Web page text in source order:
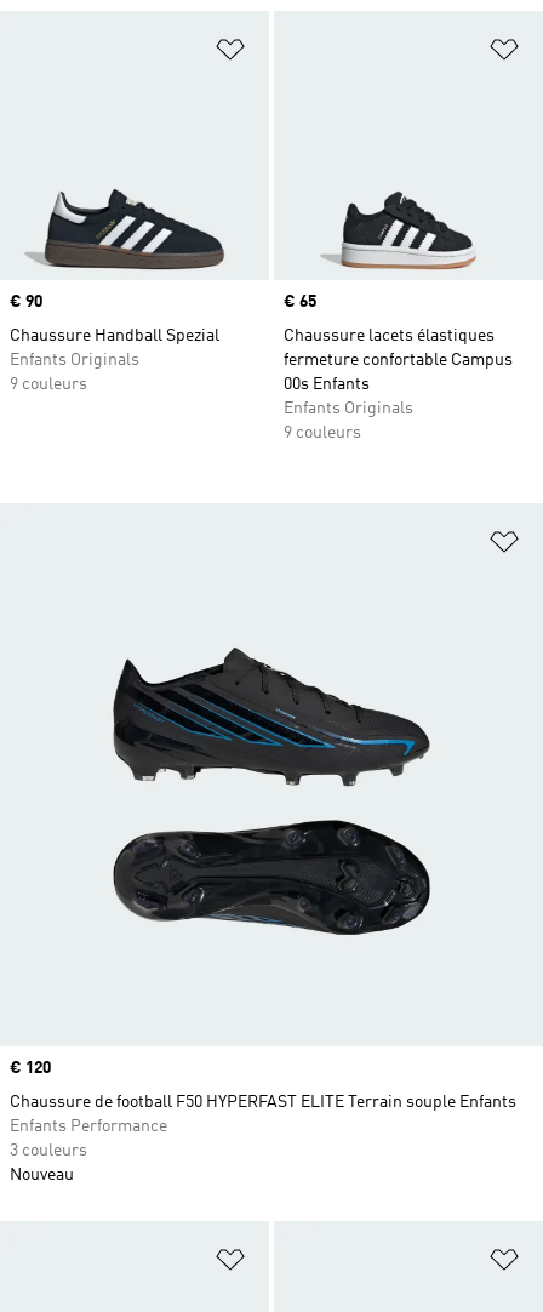
Ajouter à la Liste de produits
Prix
€ 90
Chaussure Handball Spezial
Enfants Originals
9 couleurs
Prix
€ 65
Chaussure lacets élastiques
fermeture confortable Campus
00s Enfants
Enfants Originals
9 couleurs
Ajouter à la Liste de produits
Prix
€ 120
Chaussure de football F50 HYPERFAST ELITE Terrain souple Enfants
Enfants Performance
3 couleurs
Nouveau